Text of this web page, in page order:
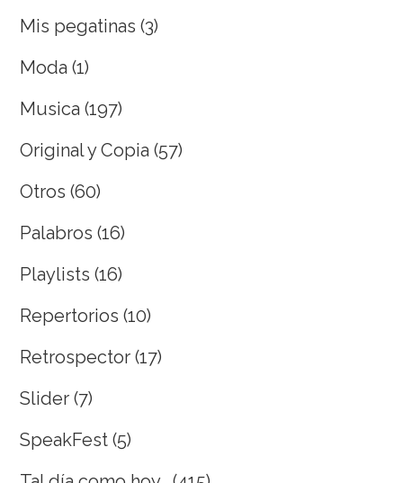
Mis pegatinas (3)
Moda (1)
Musica (197)
Original y Copia (57)
Otros (60)
Palabros (16)
Playlists (16)
Repertorios (10)
Retrospector (17)
Slider (7)
SpeakFest (5)